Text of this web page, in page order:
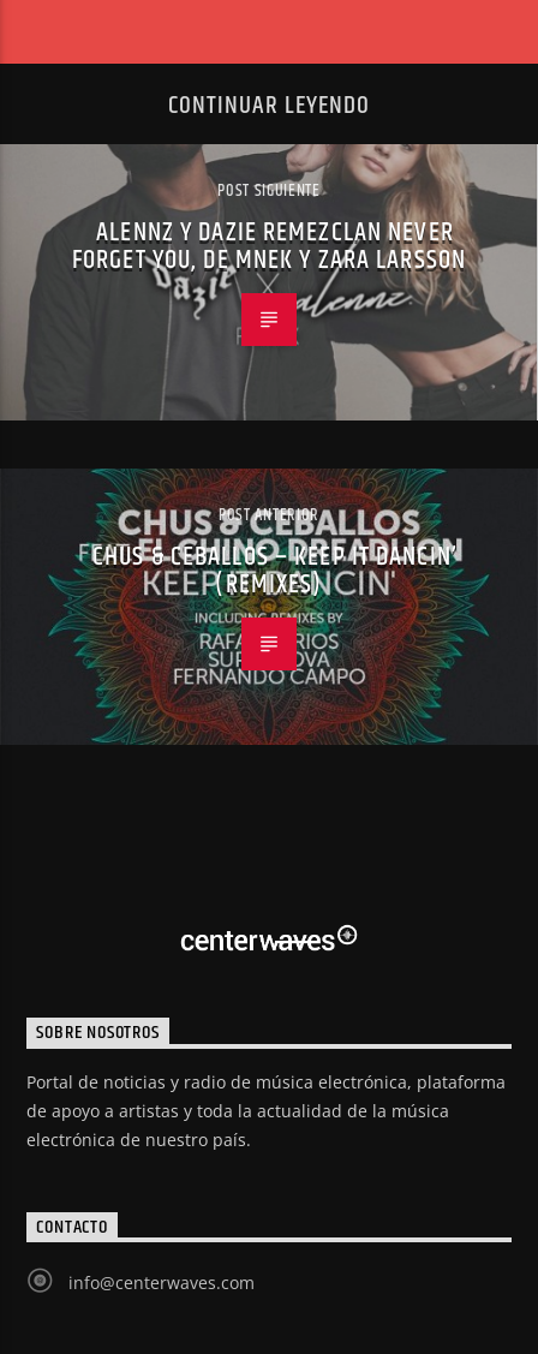
CONTINUAR LEYENDO
POST SIGUIENTE
ALENNZ Y DAZIE REMEZCLAN NEVER
FORGET YOU, DE MNEK Y ZARA LARSSON
POST ANTERIOR
CHUS & CEBALLOS – KEEP IT DANCIN’
(REMIXES)
SOBRE NOSOTROS
Portal de noticias y radio de música electrónica, plataforma
de apoyo a artistas y toda la actualidad de la música
electrónica de nuestro país.
CONTACTO
info@centerwaves.com